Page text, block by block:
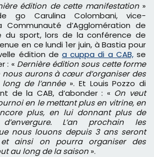
édition de cette manifestation»
go Carulina Colombani, vice-
d’Agglomération de
du sport, lors de la conférence de
en ce lundi 1er juin, à Bastia pour
édition de a cuppa di a CAB,se
: « Dernière édition sous cette forme
nous aurons à cœur d’organiser des
de l’année». Et Louis Pozzo di
de la CAB, d’abonder : « On veut
en le mettant plus en vitrine, en
plus, en lui donnant plus de
L’an prochain les
nous louons depuis 3 ans seront
ainsi on pourra organiser des
au long de la saison ».